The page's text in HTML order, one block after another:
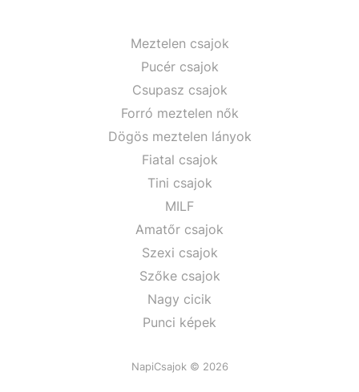
Meztelen csajok
Pucér csajok
Csupasz csajok
Forró meztelen nők
Dögös meztelen lányok
Fiatal csajok
Tini csajok
MILF
Amatőr csajok
Szexi csajok
Szőke csajok
Nagy cicik
Punci képek
NapiCsajok © 2026